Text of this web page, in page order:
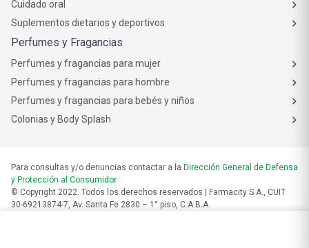
Cuidado oral
Suplementos dietarios y deportivos
Perfumes y Fragancias
Perfumes y fragancias para mujer
Perfumes y fragancias para hombre
Perfumes y fragancias para bebés y niños
Colonias y Body Splash
Para consultas y/o denuncias contactar a la Dirección General de Defensa
y Protección al Consumidor
© Copyright 2022. Todos los derechos reservados | Farmacity S.A., CUIT
30-69213874-7, Av. Santa Fe 2830 – 1° piso, C.A.B.A.